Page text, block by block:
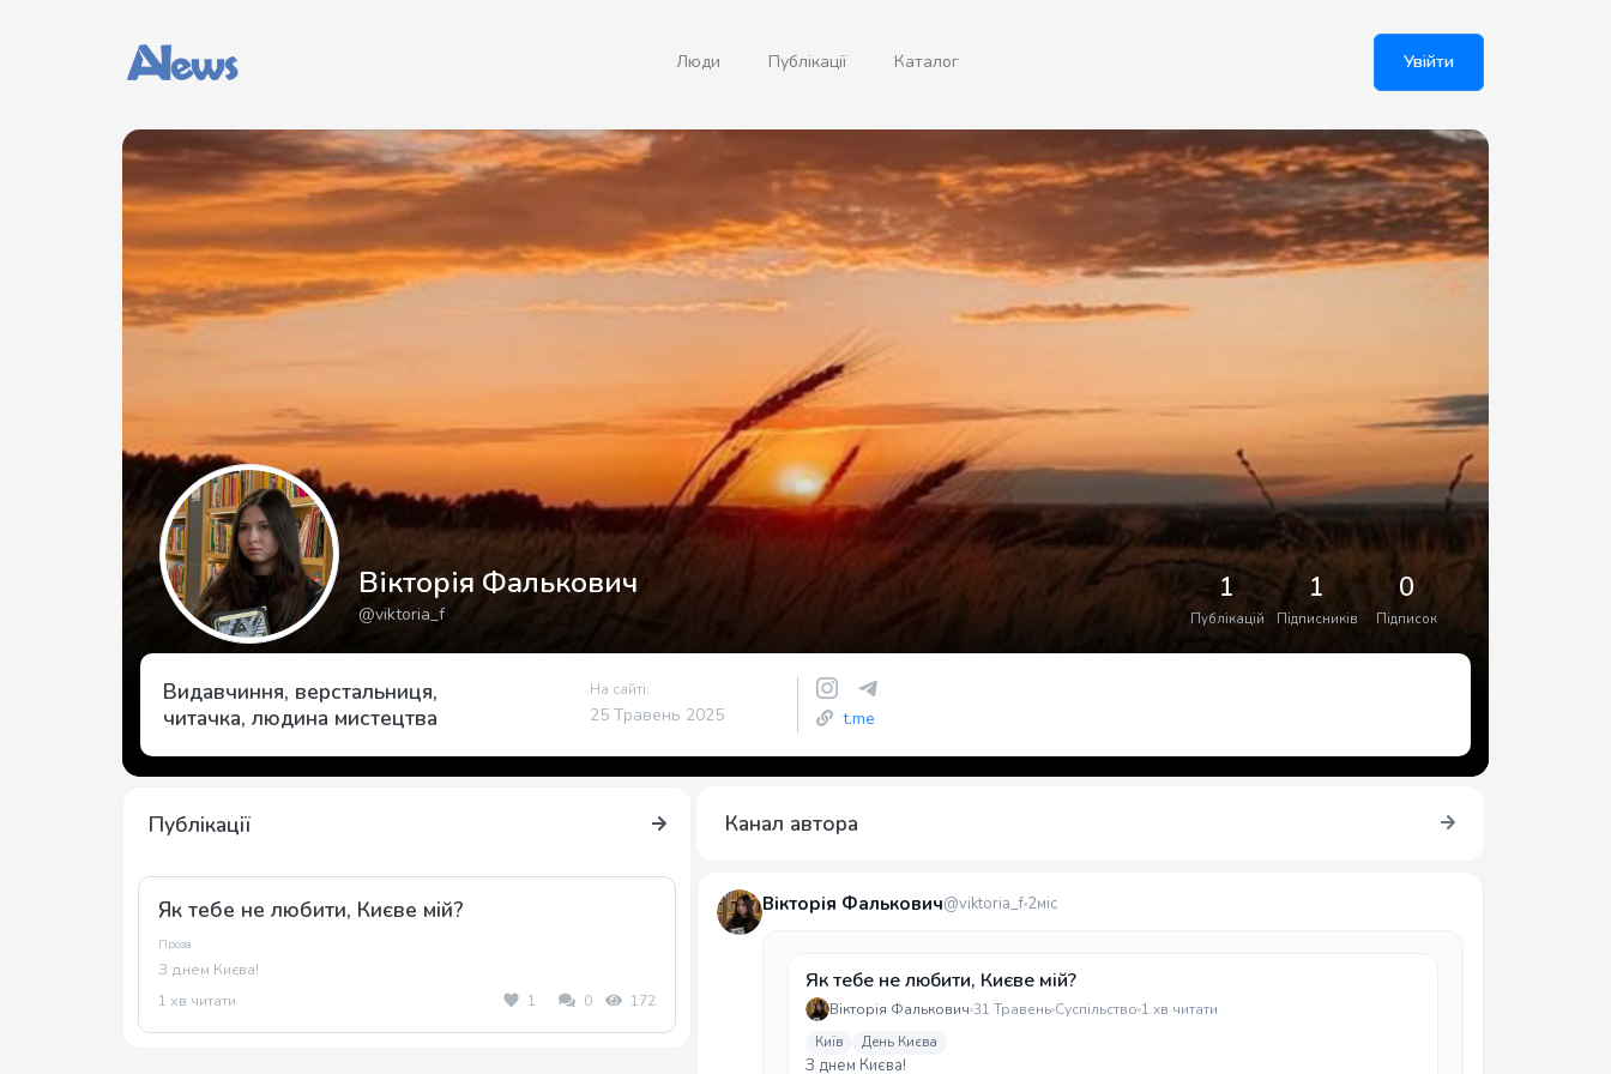
Люди Публікації Каталог Увійти
Вікторія Фалькович
@viktoria_f
1
Публікацій
1
Підписників
0
Підписок
Видавчиння, верстальниця,
читачка, людина мистецтва
На сайті:
25 Травень 2025 t.me
Канал автора
Вікторія Фалькович@viktoria_f 2міс
Як тебе не любити, Києве мій?
Вікторія Фалькович 31 Травень Суспільство 1 хв читати
Київ День Києва
З днем Києва!
Публікації
Як тебе не любити, Києве мій?
Проза
З днем Києва!
1 хв читати
1 0 172